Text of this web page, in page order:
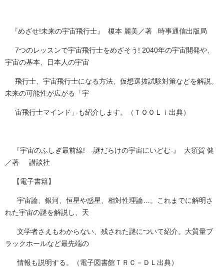
『めざせ!未来の宇宙飛行士』 榎本 麗美／著 時事通信出版局
7つのレッスンで宇宙飛行士をめざそう! 2040年の宇宙開発や、
宇宙の基本、日本人の宇宙
飛行士、宇宙飛行士になる方法、仮想選抜試験対策などを解説。
未来の可能性が広がる「宇
宙飛行士マインド」も紹介します。（ＴＯＯＬｉ出典）
『宇宙のふしぎ最前線! -謎だらけの宇宙にいどむ-』 大須賀 健
／著 講談社
【電子書籍】
宇宙論、銀河、恒星や惑星、相対性理論…。これまでに解明さ
れた宇宙の謎を解説し、天
文学者さえもわからない、残された謎について紹介。大質量ブ
ラックホールなど最先端の
情報も説明する。（電子図書館ＴＲＣ－ＤＬ出典）​